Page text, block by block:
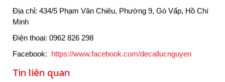
Địa chỉ: 434/5 Phạm Văn Chiêu, Phường 9, Gò Vấp, Hồ Chí
Minh
Điện thoại: 0962 826 298
Facebook: https://www.facebook.com/decallucnguyen
Tin liên quan